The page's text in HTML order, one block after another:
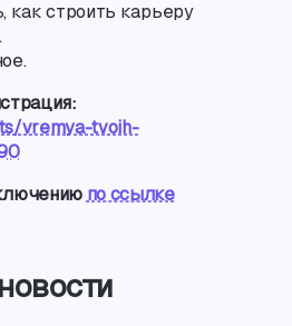
, как строить карьеру
vremya-tvoih-
по ссылке